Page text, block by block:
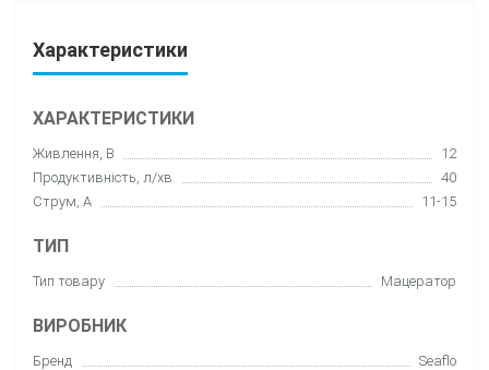
Характеристики
ХАРАКТЕРИСТИКИ
Живлення, В
12
Продуктивність, л/хв
40
Струм, А
11-15
ТИП
Тип товару Мацератор
ВИРОБНИК
Бренд
Seaflo